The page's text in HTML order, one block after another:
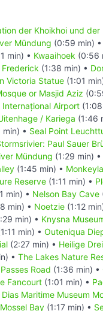
der Khoikhoi und der
Mündung (0:59 min) •
min) • Kwaaihoek (0:56
Frederick (1:38 min) •
Victoria Statue (1:01
or Masjid Aziz
Airport
/ Kariega (1:46
min) • Seal Point
Paul Sauer
Mündung (1:29 min) •
(1:45 min) •
Reserve (1:11 min) •
min) • Nelson Bay Cave
min) • Noetzie (1:12
min) • Knysna
min) • Outeniqua
(2:27 min) • Heilige
• The Lakes Nature
Road (1:36 min) •
Fancourt (1:01 min) •
Dias Maritime Museum
Bay (1:17 min) •